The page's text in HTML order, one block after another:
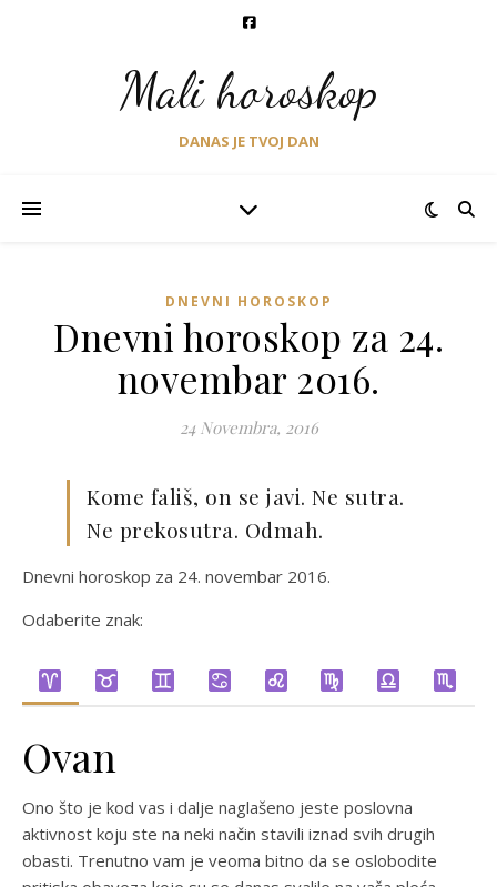
Mali horoskop
DANAS JE TVOJ DAN
DNEVNI HOROSKOP
Dnevni horoskop za 24.
novembar 2016.
24 Novembra, 2016
Kome fališ, on se javi. Ne sutra.
Ne prekosutra. Odmah.
Dnevni horoskop za 24. novembar 2016.
Odaberite znak:
Ovan
Ono što je kod vas i dalje naglašeno jeste poslovna
aktivnost koju ste na neki način stavili iznad svih drugih
obasti. Trenutno vam je veoma bitno da se oslobodite